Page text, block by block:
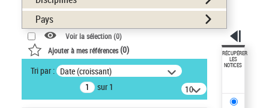
Pays
Voir la sélection (0)
Ajouter à mes références(0)
Tri par : Date (croissant)
sur 1
10
résultats/page
RÉCUPÉRER
LES
NOTICES